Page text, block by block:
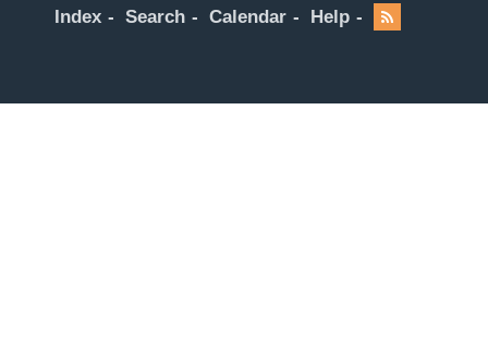
Index Search Calendar Help